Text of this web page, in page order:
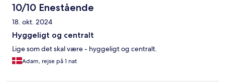
10/10 Enestående
18. okt. 2024
Hyggeligt og centralt
Lige som det skal være - hyggeligt og centralt.
Adam, rejse på 1 nat